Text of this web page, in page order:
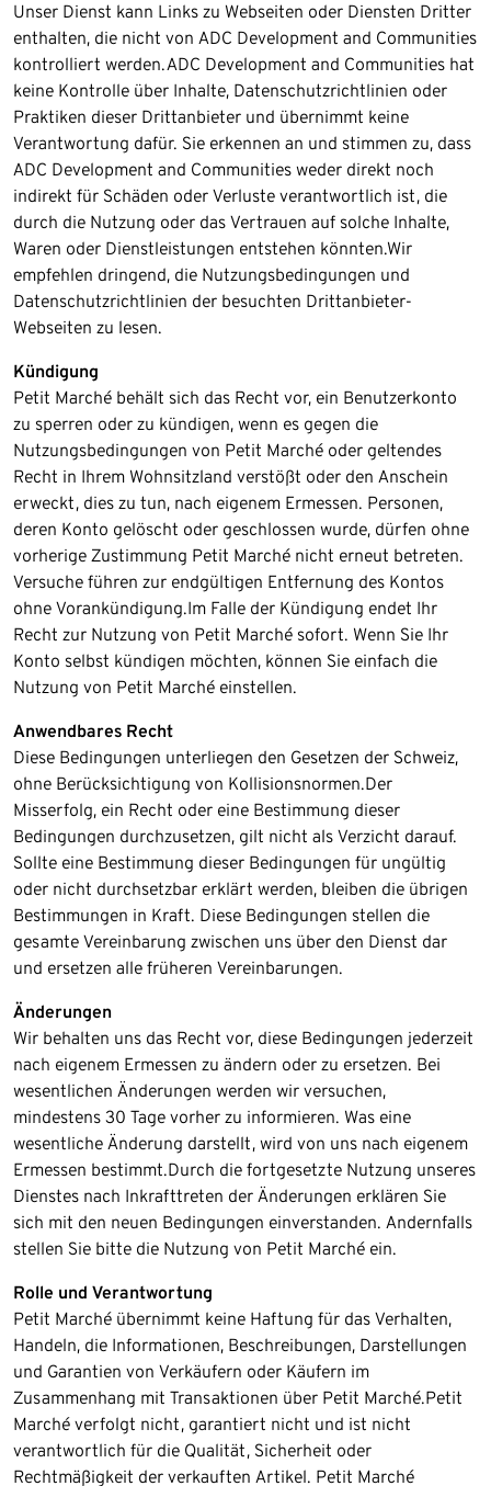
Unser Dienst kann Links zu Webseiten oder Diensten Dritter
enthalten, die nicht von ADC Development and Communities
kontrolliert werden.​ADC Development and Communities hat
keine Kontrolle über Inhalte, Datenschutzrichtlinien oder
Praktiken dieser Drittanbieter und übernimmt keine
Verantwortung dafür. Sie erkennen an und stimmen zu, dass
ADC Development and Communities weder direkt noch
indirekt für Schäden oder Verluste verantwortlich ist, die
durch die Nutzung oder das Vertrauen auf solche Inhalte,
Waren oder Dienstleistungen entstehen könnten.​Wir
empfehlen dringend, die Nutzungsbedingungen und
Datenschutzrichtlinien der besuchten Drittanbieter-
Webseiten zu lesen.
Kündigung
Petit Marché behält sich das Recht vor, ein Benutzerkonto
zu sperren oder zu kündigen, wenn es gegen die
Nutzungsbedingungen von Petit Marché oder geltendes
Recht in Ihrem Wohnsitzland verstößt oder den Anschein
erweckt, dies zu tun, nach eigenem Ermessen. Personen,
deren Konto gelöscht oder geschlossen wurde, dürfen ohne
vorherige Zustimmung Petit Marché nicht erneut betreten.
Versuche führen zur endgültigen Entfernung des Kontos
ohne Vorankündigung.​Im Falle der Kündigung endet Ihr
Recht zur Nutzung von Petit Marché sofort. Wenn Sie Ihr
Konto selbst kündigen möchten, können Sie einfach die
Nutzung von Petit Marché einstellen.
Anwendbares Recht
Diese Bedingungen unterliegen den Gesetzen der Schweiz,
ohne Berücksichtigung von Kollisionsnormen.​Der
Misserfolg, ein Recht oder eine Bestimmung dieser
Bedingungen durchzusetzen, gilt nicht als Verzicht darauf.
Sollte eine Bestimmung dieser Bedingungen für ungültig
oder nicht durchsetzbar erklärt werden, bleiben die übrigen
Bestimmungen in Kraft. Diese Bedingungen stellen die
gesamte Vereinbarung zwischen uns über den Dienst dar
und ersetzen alle früheren Vereinbarungen.​
Änderungen
Wir behalten uns das Recht vor, diese Bedingungen jederzeit
nach eigenem Ermessen zu ändern oder zu ersetzen. Bei
wesentlichen Änderungen werden wir versuchen,
mindestens 30 Tage vorher zu informieren. Was eine
wesentliche Änderung darstellt, wird von uns nach eigenem
Ermessen bestimmt.​Durch die fortgesetzte Nutzung unseres
Dienstes nach Inkrafttreten der Änderungen erklären Sie
sich mit den neuen Bedingungen einverstanden. Andernfalls
stellen Sie bitte die Nutzung von Petit Marché ein.
Rolle und Verantwortung
Petit Marché übernimmt keine Haftung für das Verhalten,
Handeln, die Informationen, Beschreibungen, Darstellungen
und Garantien von Verkäufern oder Käufern im
Zusammenhang mit Transaktionen über Petit Marché.​Petit
Marché verfolgt nicht, garantiert nicht und ist nicht
verantwortlich für die Qualität, Sicherheit oder
Rechtmäßigkeit der verkauften Artikel. Petit Marché